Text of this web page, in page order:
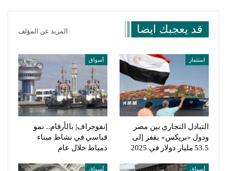
قد يعجبك ايضا المزيد عن المؤلف
استثمار
التبادل التجاري بين مصر
ودول «بريكس» يقفز إلى
53.5 مليار دولار في 2025
أسواق
إنفوجراف| بالأرقام.. نمو
قياسي في نشاط ميناء
دمياط خلال عام
أسواق أسواق